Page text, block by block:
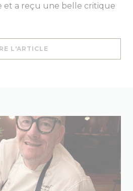
et a reçu une belle critique
L'ARTICLE